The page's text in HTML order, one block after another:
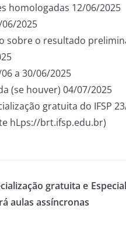
homologadas 12/06/2025
2025
sobre o resultado
a 30/06/2025
(se houver) 04/07/2025
gratuita do IFSP
hLps://brt.ifsp.edu.br)
gratuita e
aulas assíncronas